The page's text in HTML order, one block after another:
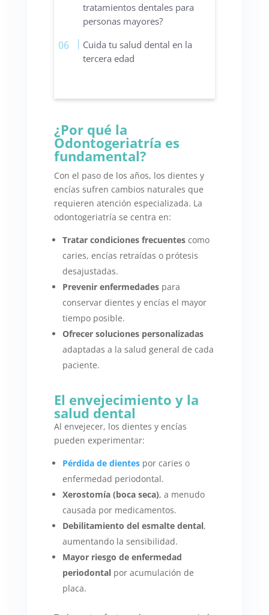
tratamientos dentales para
personas mayores?
Cuida tu salud dental en la
tercera edad
¿Por qué la
Odontogeriatría es
fundamental?
Con el paso de los años, los dientes y
encías sufren cambios naturales que
requieren atención especializada. La
odontogeriatría se centra en:
Tratar condiciones frecuentescomo
caries, encías retraídas o prótesis
desajustadas.
Prevenir enfermedadespara
conservar dientes y encías el mayor
tiempo posible.
Ofrecer soluciones personalizadas
adaptadas a la salud general de cada
paciente.
El envejecimiento y la
salud dental
Al envejecer, los dientes y encías
pueden experimentar:
Pérdida de dientespor caries o
enfermedad periodontal.
Xerostomía (boca seca), a menudo
causada por medicamentos.
Debilitamiento del esmalte dental,
aumentando la sensibilidad.
Mayor riesgo de enfermedad
periodontalpor acumulación de
placa.